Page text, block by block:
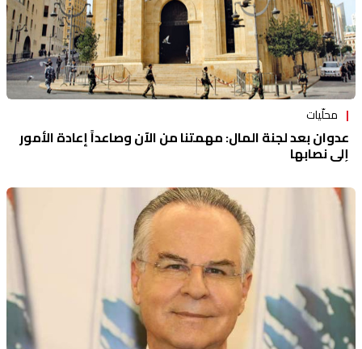
محلّيات
عدوان بعد لجنة المال: مهمتنا من الآن وصاعداً إعادة الأمور
إلى نصابها